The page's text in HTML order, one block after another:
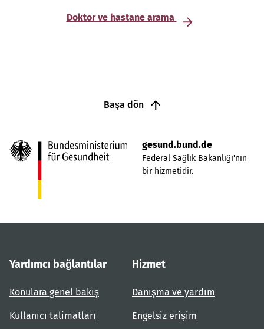
Doktor ve hastane arama
Başa dön
gesund.bund.de
Federal Sağlık Bakanlığı'nın
bir hizmetidir.
Yardımcı bağlantılar
Konulara genel bakış
Kullanıcı talimatları
Hizmet
Danışma ve yardım
Engelsiz erişim